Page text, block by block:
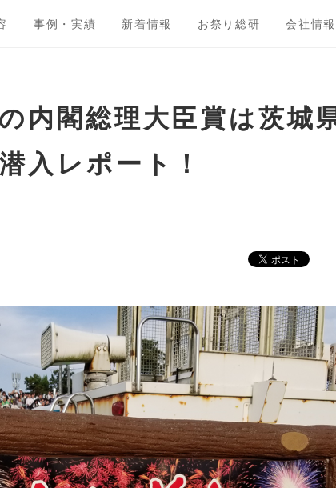
事例・実績 新着情報 お祭り総研 会社情報
内閣総理大臣賞は茨城
入レポート！